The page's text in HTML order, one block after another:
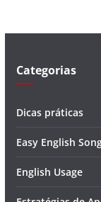
Categorias
Dicas práticas
Easy English
English Usage